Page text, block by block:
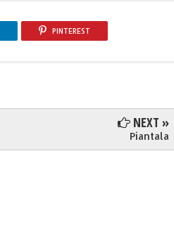
PINTEREST
NEXT »
Piantala